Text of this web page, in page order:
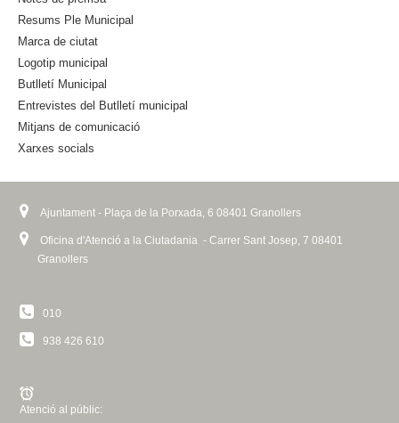
x
t
e
r
n
a
Resums Ple Municipal
Marca de ciutat
Logotip municipal
Butlletí Municipal
Entrevistes del Butlletí municipal
Mitjans de comunicació
Xarxes socials
Ajuntament - Plaça de la Porxada, 6 08401 Granollers
Oficina d'Atenció a la Ciutadania - Carrer Sant Josep, 7 08401
Granollers
010
938 426 610
Atenció al públic: